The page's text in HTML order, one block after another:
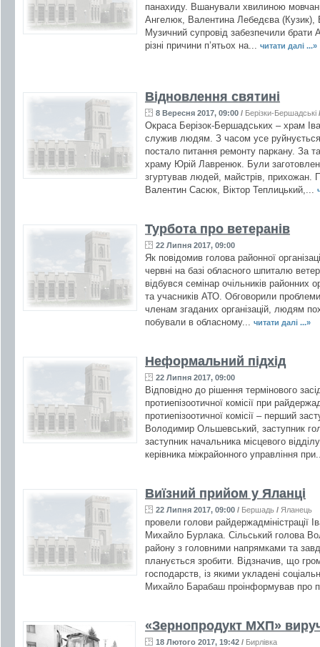
панахиду. Вшанували хвилиною
Ангелюк, Валентина Лебедєва (Кузик),
Музичний супровід забезпечили
різні причини п’ятьох на...
читати далі ...»
Відновлення святині
8 Вересня 2017, 09:00 / Берізки-Бершадські
Окраса Берізок-Бершадських – храм
служив людям. З часом усе
постало питання ремонту паркану. За
храму Юрій Лавренюк. Були
згуртував людей, майстрів, прихожан.
Валентин Сасюк, Віктор Теплицький,...
Турбота про ветеранів
22 Липня 2017, 09:00
Як повідомив голова районної
червні на базі обласного шпиталю
відбувся семінар очільників районних
та учасників АТО. Обговорили
членам згаданих організацій, людям
побували в обласному...
читати далі ...»
Неформальний підхід
22 Липня 2017, 09:00
Відповідно до рішення термінового
протиепізоотичної комісії при
протиепізоотичної комісії – перший
Володимир Ольшевський, заступник
заступник начальника місцевого
керівника міжрайонного управління
Виїзний прийом у Яланці
22 Липня 2017, 09:00 / Бершадь / Яланець
провели голови райдержадміністрації
Михайло Бурлака. Сільський голова
району з головними напрямками та
планується зробити. Відзначив, що
господарств, із якими укладені
Михайло Барабаш проінформував про
«Зернопродукт МХП»
18 Лютого 2017, 19:42 / Бирлівка